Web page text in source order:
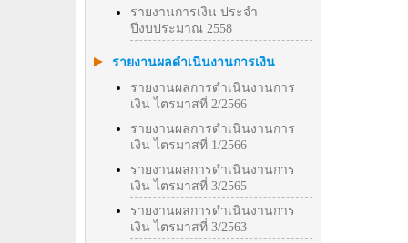
รายงานการเงิน ประจำ
ปีงบประมาณ 2558
รายงานผลดำเนินงานการเงิน
รายงานผลการดำเนินงานการ
เงิน ไตรมาสที่ 2/2566
รายงานผลการดำเนินงานการ
เงิน ไตรมาสที่ 1/2566
รายงานผลการดำเนินงานการ
เงิน ไตรมาสที่ 3/2565
รายงานผลการดำเนินงานการ
เงิน ไตรมาสที่ 3/2563